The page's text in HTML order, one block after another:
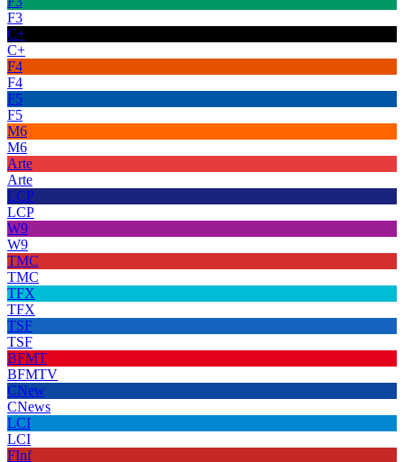
F3
C+
C+
F4
F4
F5
F5
M6
M6
Arte
Arte
LCP
LCP
W9
W9
TMC
TMC
TFX
TFX
TSF
TSF
BFMT
BFMTV
CNew
CNews
LCI
LCI
FInf